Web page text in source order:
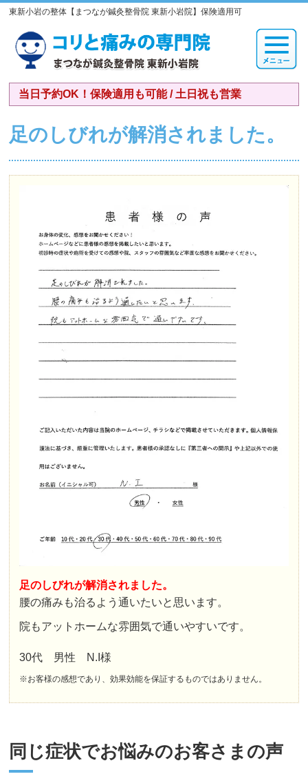
東新小岩の整体【まつなが鍼灸整骨院 東新小岩院】保険適用可
当日予約OK！保険適用も可能 / 土日祝も営業
足のしびれが解消されました。
足のしびれが解消されました。
腰の痛みも治るよう通いたいと思います。
院もアットホームな雰囲気で通いやすいです。
30代 男性 N.I様
※お客様の感想であり、効果効能を保証するものではありません。
同じ症状でお悩みのお客さまの声